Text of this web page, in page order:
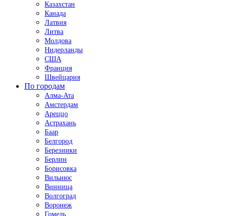
Казахстан
Канада
Латвия
Литва
Молдова
Нидерланды
США
Франция
Швейцария
По городам
Алма-Ата
Амстердам
Ареццо
Астрахань
Баар
Белгород
Березники
Берлин
Борисовка
Вильнюс
Винница
Волгоград
Воронеж
Гомель